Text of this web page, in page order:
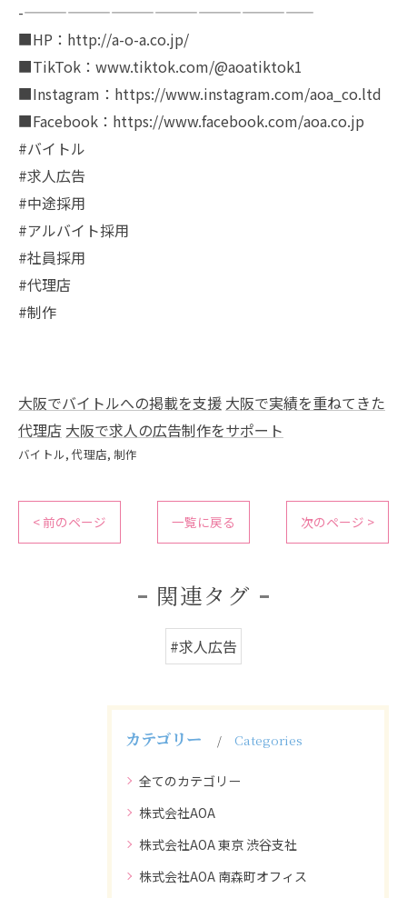
-————————————————————
■HP：http://a-o-a.co.jp/
■TikTok：www.tiktok.com/@aoatiktok1
■Instagram：https://www.instagram.com/aoa_co.ltd
■Facebook：https://www.facebook.com/aoa.co.jp
#バイトル
#求人広告
#中途採用
#アルバイト採用
#社員採用
#代理店
#制作
大阪でバイトルへの掲載を支援 大阪で実績を重ねてきた
代理店 大阪で求人の広告制作をサポート
バイトル 代理店 制作
< 前のページ 一覧に戻る 次のページ >
関連タグ
#求人広告
カテゴリー Categories
全てのカテゴリー
株式会社AOA
株式会社AOA 東京 渋谷支社
株式会社AOA 南森町オフィス